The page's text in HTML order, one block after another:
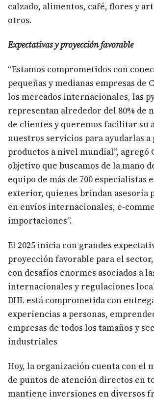
calzado, alimentos, café, flores y
otros.
Expectativas y proyección favorable
“Estamos comprometidos con
pequeñas y medianas empresas de
los mercados internacionales, las
representan alrededor del 80% de
de clientes y queremos facilitar su
nuestros servicios para ayudarlas a
productos a nivel mundial”, agregó
objetivo que buscamos de la mano
equipo de más de 700 especialistas
exterior, quienes brindan asesoría
en envíos internacionales, e-
importaciones”.
El 2025 inicia con grandes
proyección favorable para el
con desafíos enormes asociados a
internacionales y regulaciones
DHL está comprometida con
experiencias a personas,
empresas de todos los tamaños y
industriales
Hoy, la organización cuenta con el
de puntos de atención directos en
mantiene inversiones en diversos